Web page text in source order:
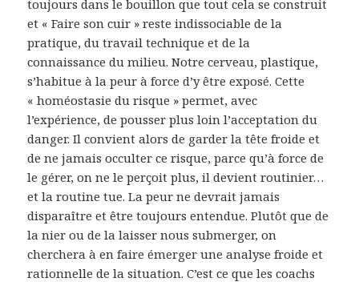
toujours dans le bouillon que tout cela se construit
et « Faire son cuir » reste indissociable de la
pratique, du travail technique et de la
connaissance du milieu. Notre cerveau, plastique,
s’habitue à la peur à force d’y être exposé. Cette
« homéostasie du risque » permet, avec
l’expérience, de pousser plus loin l’acceptation du
danger. Il convient alors de garder la tête froide et
de ne jamais occulter ce risque, parce qu’à force de
le gérer, on ne le perçoit plus, il devient routinier…
et la routine tue. La peur ne devrait jamais
disparaître et être toujours entendue. Plutôt que de
la nier ou de la laisser nous submerger, on
cherchera à en faire émerger une analyse froide et
rationnelle de la situation. C’est ce que les coachs